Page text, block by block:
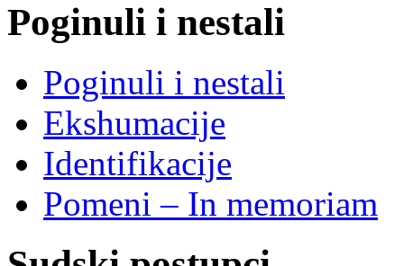
Poginuli i nestali
Poginuli i nestali
Ekshumacije
Identifikacije
Pomeni – In memoriam